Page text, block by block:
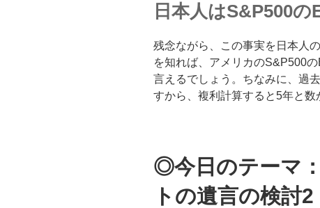
日本人はS&P500
残念ながら、この事実を日本人
を知れば、アメリカのS&P500
言えるでしょう。ちなみに、過
すから、複利計算すると5年と数
◎今日のテーマ
トの遺言の検討2